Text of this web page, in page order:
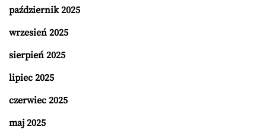
październik 2025
wrzesień 2025
sierpień 2025
lipiec 2025
czerwiec 2025
maj 2025